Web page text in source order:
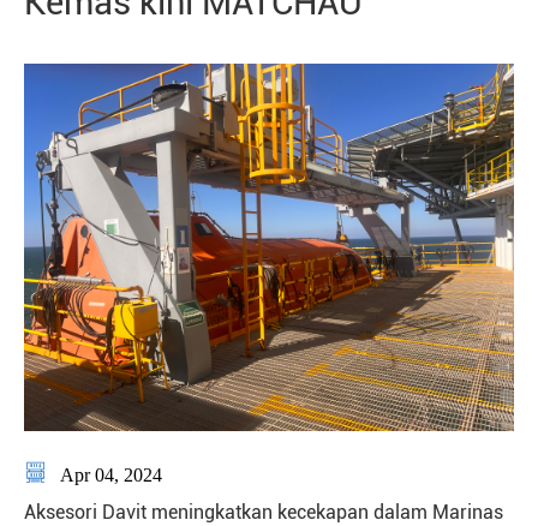
 Apr 04, 2024
Aksesori Davit meningkatkan kecekapan dalam Marinas